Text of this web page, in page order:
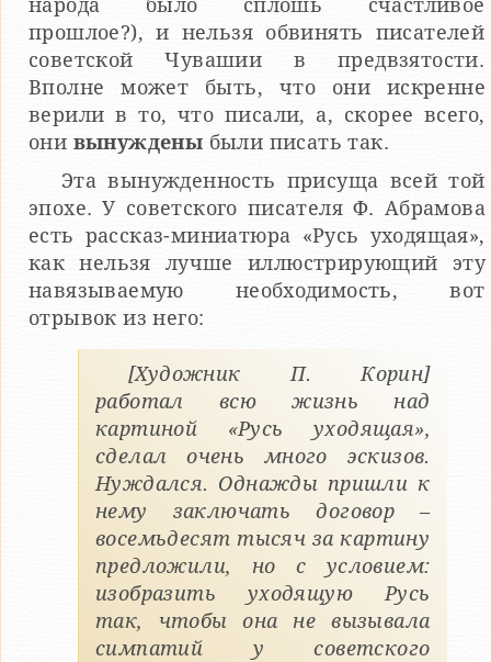
народа было сплошь счастливое
прошлое?), и нельзя обвинять писателей
советской Чувашии в предвзятости.
Вполне может быть, что они искренне
верили в то, что писали, а, скорее всего,
они вынуждены были писать так.
Эта вынужденность присуща всей той
эпохе. У советского писателя Ф. Абрамова
есть рассказ-миниатюра «Русь уходящая»,
как нельзя лучше иллюстрирующий эту
навязываемую необходимость, вот
отрывок из него:
[Художник П. Корин]
работал всю жизнь над
картиной «Русь уходящая»,
сделал очень много эскизов.
Нуждался. Однажды пришли к
нему заключать договор –
восемьдесят тысяч за картину
предложили, но с условием:
изобразить уходящую Русь
так, чтобы она не вызывала
симпатий у советского